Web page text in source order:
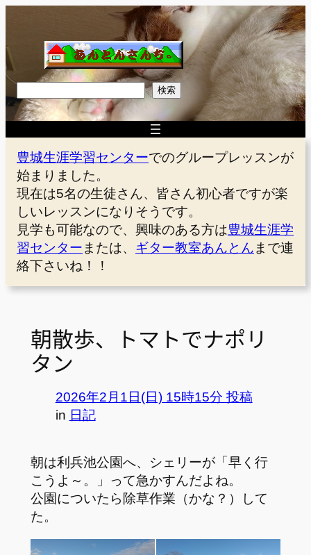
を
ス
キ
ッ
プ
索
検索
豊城生涯学習センターでのグループレッスンが
始まりました。
現在は5名の生徒さん、皆さん初心者ですが楽
しいレッスンになりそうです。
見学も可能なので、興味のある方は豊城生涯学
習センター または、 ギター教室あんとん まで連
絡下さいね！！
朝散歩、トマトでナポリ
タン
2026年2月1日(日) 15時15分 投稿
in 日記
朝は利兵池公園へ、シェリーが「早く行
こうよ～。」って急かすんだよね。
公園についたら除草作業（かな？）して
た。